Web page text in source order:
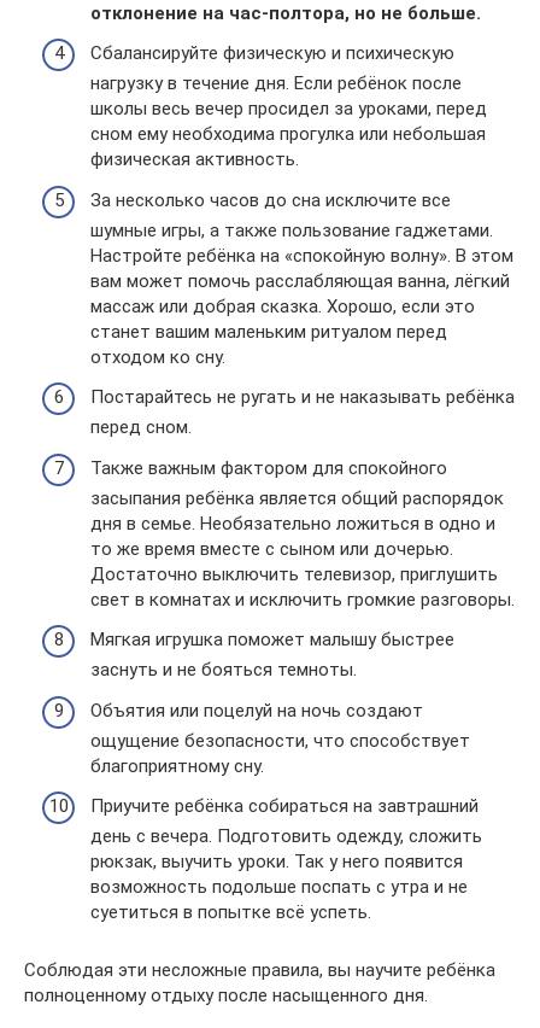
отклонение на час-полтора, но не больше.
Сбалансируйте физическую и психическую
нагрузку в течение дня. Если ребёнок после
школы весь вечер просидел за уроками, перед
сном ему необходима прогулка или небольшая
физическая активность.
За несколько часов до сна исключите все
шумные игры, а также пользование гаджетами.
Настройте ребёнка на «спокойную волну». В этом
вам может помочь расслабляющая ванна, лёгкий
массаж или добрая сказка. Хорошо, если это
станет вашим маленьким ритуалом перед
отходом ко сну.
Постарайтесь не ругать и не наказывать ребёнка
перед сном.
Также важным фактором для спокойного
засыпания ребёнка является общий распорядок
дня в семье. Необязательно ложиться в одно и
то же время вместе с сыном или дочерью.
Достаточно выключить телевизор, приглушить
свет в комнатах и исключить громкие разговоры.
Мягкая игрушка поможет малышу быстрее
заснуть и не бояться темноты.
Объятия или поцелуй на ночь создают
ощущение безопасности, что способствует
благоприятному сну.
Приучите ребёнка собираться на завтрашний
день с вечера. Подготовить одежду, сложить
рюкзак, выучить уроки. Так у него появится
возможность подольше поспать с утра и не
суетиться в попытке всё успеть.
Соблюдая эти несложные правила, вы научите ребёнка
полноценному отдыху после насыщенного дня.